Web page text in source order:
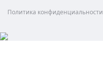
Политика конфиденциальности